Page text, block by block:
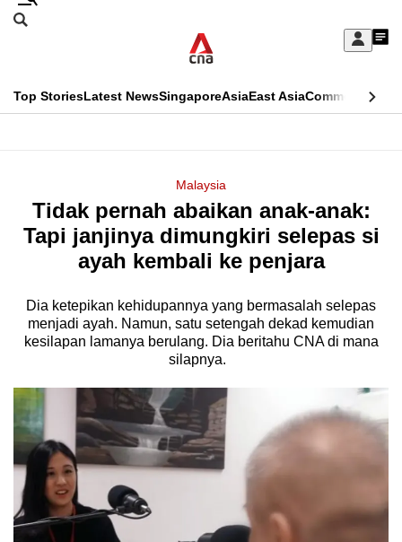
Skip
Sign
My
menu
Search
CNAR
Top StoriesLatest NewsSingaporeAsiaEast AsiaCommentary
Menu
Malaysia
Tidak pernah abaikan anak-anak:
Tapi janjinya dimungkiri selepas si
ayah kembali ke penjara
Dia ketepikan kehidupannya yang bermasalah selepas
menjadi ayah. Namun, satu setengah dekad kemudian
kesilapan lamanya berulang. Dia beritahu CNA di mana
silapnya.
This
longer
supported
We
know
it's
switch
browsers
but
we
want